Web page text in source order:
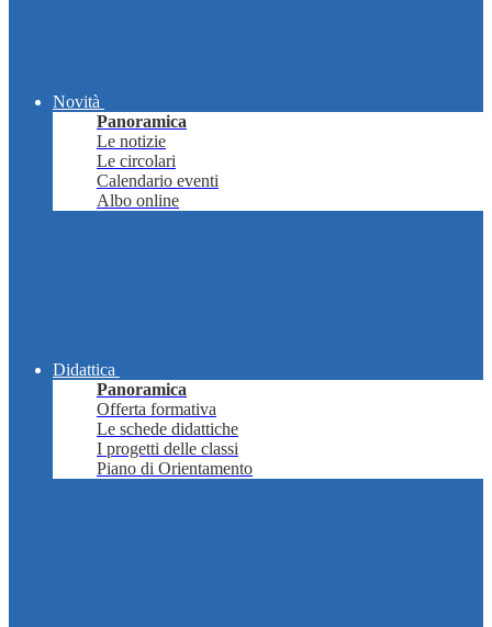
Novità
Panoramica
Le notizie
Le circolari
Calendario eventi
Albo online
Didattica
Panoramica
Offerta formativa
Le schede didattiche
I progetti delle classi
Piano di Orientamento